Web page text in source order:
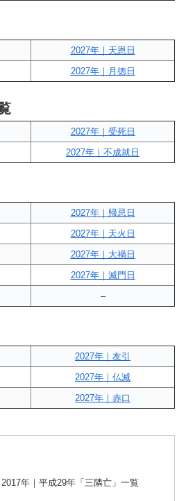
2027年｜天恩日
2027年｜月徳日
2027年｜受死日
2027年｜不成就日
2027年｜帰忌日
2027年｜天火日
2027年｜大禍日
2027年｜滅門日
–
2027年｜友引
2027年｜仏滅
2027年｜赤口
2017年｜平成29年「三隣亡」一覧